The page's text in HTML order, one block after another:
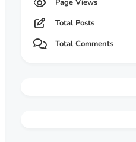
Total Posts
Total Comments